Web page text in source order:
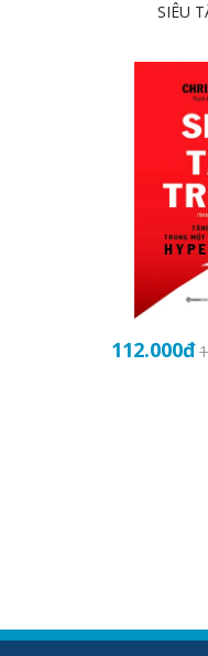
SIÊU
112.000đ